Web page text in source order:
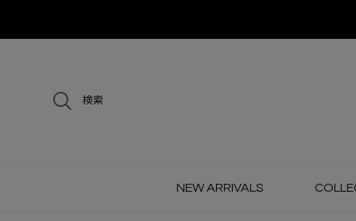
検索
NEW ARRIVALS